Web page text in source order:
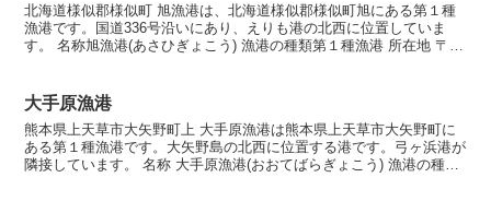
北海道様似郡様似町 旭漁港は、北海道様似郡様似町旭にある第１種
漁港です。国道336号沿いにあり、えりも港の北西に位置していま
す。 名称旭漁港(あさひぎょこう) 漁港の種類第１種漁港 所在地 〒
大手原漁港
熊本県上天草市大矢野町上 大手原漁港は熊本県上天草市大矢野町に
ある第１種漁港です。大矢野島の北西に位置する港です。弓ヶ浜港が
隣接しています。 名称 大手原漁港(おおてばらぎょこう) 漁港の種類